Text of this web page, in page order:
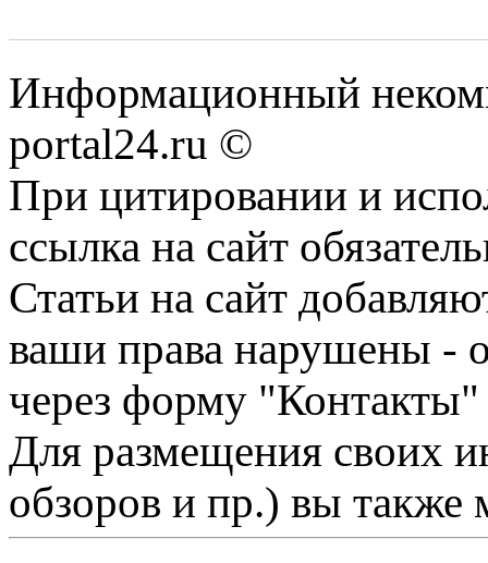
Информационный
portal24.ru ©
При цитировании и
ссылка на сайт
Статьи на сайт
ваши права нарушены -
через форму "Контакты"
Для размещения своих
обзоров и пр.) вы также